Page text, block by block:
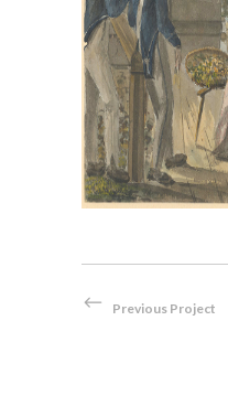
Bei der
Previous Project